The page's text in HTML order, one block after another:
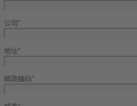
公司*
地址*
邮政编码*